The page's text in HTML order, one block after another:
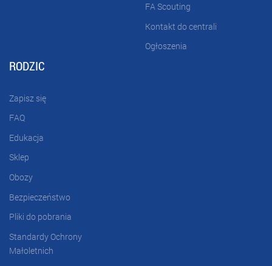
FA Scouting
Kontakt do centrali
Ogłoszenia
RODZIC
Zapisz się
FAQ
Edukacja
Sklep
Obozy
Bezpieczeństwo
Pliki do pobrania
Standardy Ochrony
Małoletnich